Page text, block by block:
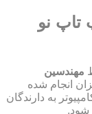
نو
مهندسین
انجام شده
به دارندگان
شود.